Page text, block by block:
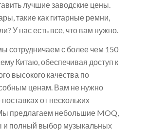
лучшие заводские цены.
такие как гитарные ремни,
У нас есть все, что вам нужно.
сотрудничаем с более чем 150
Китаю, обеспечивая доступ к
высокого качества по
ценам. Вам не нужно
от нескольких
предлагаем небольшие MOQ,
и полный выбор музыкальных